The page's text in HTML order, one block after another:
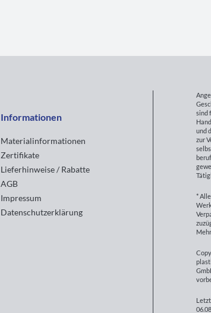
Informationen
Materialinformationen
Zertifikate
Lieferhinweise / Rabatte
AGB
Impressum
Datenschutzerklärung
sind
und
zur
*